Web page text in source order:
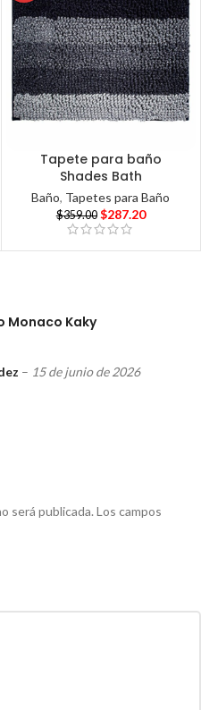
Tapete para baño
Shades Bath
Baño, Tapetes para Baño
$359.00 $287.20
Monaco Kaky
– 15 de junio de 2026
será publicada. Los campos